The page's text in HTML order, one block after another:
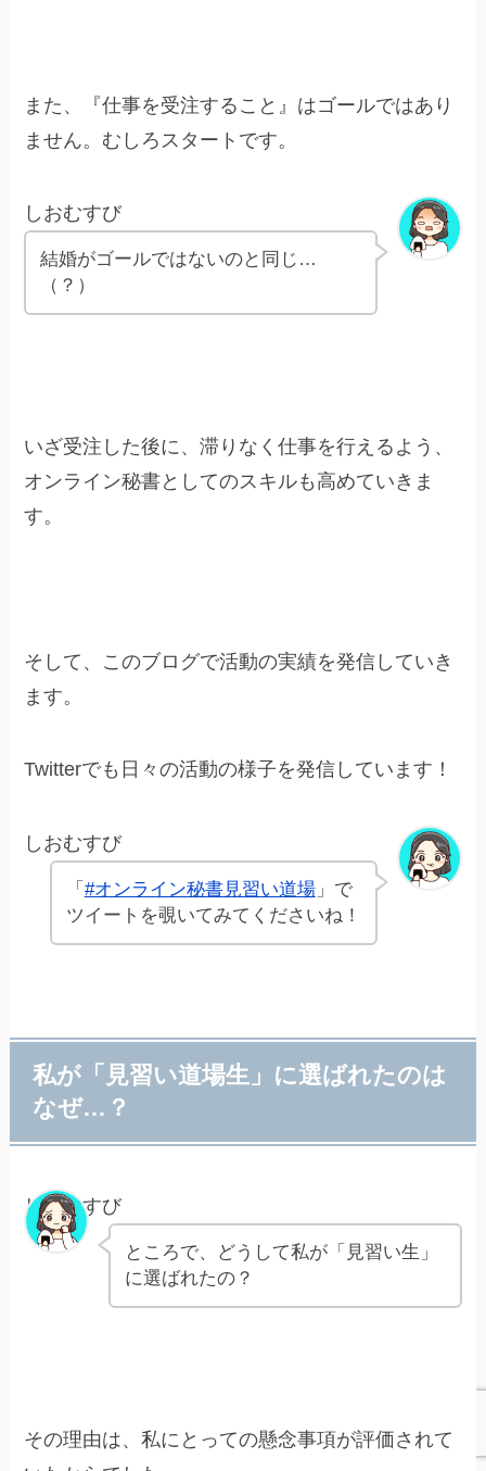
また、『仕事を受注すること』はゴールではあり
ません。むしろスタートです。
しおむすび
結婚がゴールではないのと同じ…
（？）
いざ受注した後に、滞りなく仕事を行えるよう、
オンライン秘書としてのスキルも高めていきま
す。
そして、このブログで活動の実績を発信していき
ます。
Twitterでも日々の活動の様子を発信しています！
しおむすび
「 #オンライン秘書見習い道場」で
ツイートを覗いてみてくださいね！
私が「見習い道場生」に選ばれたのは
なぜ…？
しおむすび
ところで、どうして私が「見習い生」
に選ばれたの？
その理由は、私にとっての懸念事項が評価されて